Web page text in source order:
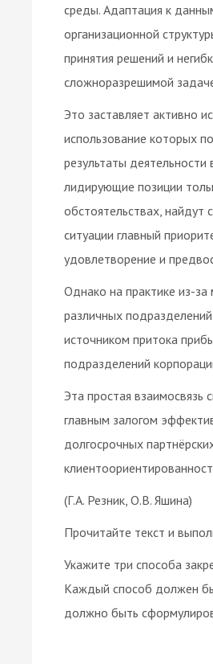
среды. Адаптация к
организационной
принятия решений и
сложноразрешимой
Это заставляет активно
использование которых
результаты
лидирующие позиции
обстоятельствах, найдут
ситуации главный
удовлетворение и
Однако на практике из-
различных
источником притока
подразделений
Эта простая взаимосвязь
главным залогом
долгосрочных
(Г.А. Резник, О.В. Яшина)
Прочитайте текст и
Укажите три способа
Каждый способ должен
должно быть